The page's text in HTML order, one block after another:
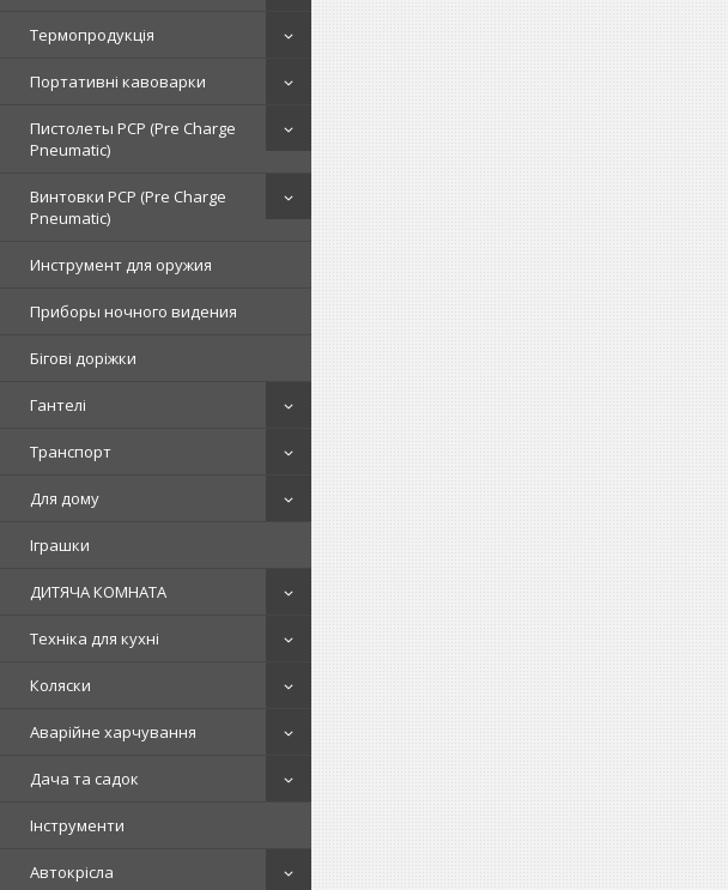
Термопродукція
Портативні кавоварки
Пистолеты PCP (Pre Charge
Pneumatic)
Винтовки PCP (Pre Charge
Pneumatic)
Инструмент для оружия
Приборы ночного видения
Бігові доріжки
Гантелі
Транспорт
Для дому
Іграшки
ДИТЯЧА КОМНАТА
Техніка для кухні
Коляски
Аварійне харчування
Дача та садок
Інструменти
Автокрісла